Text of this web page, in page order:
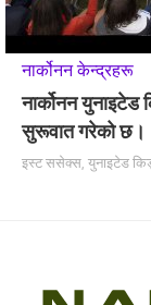
नार्कोनन केन्द्रहरू
नार्कोनन
सुरूवात गरेको छ।
इस्ट ससेक्स, युनाइटेड